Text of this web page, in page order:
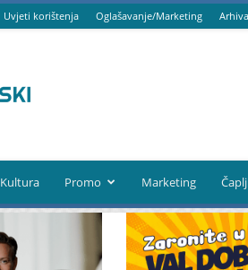
Uvjeti korištenja Oglašavanje/Marketing
Kultura Promo Marketing